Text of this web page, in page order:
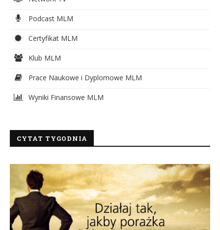
Podcast MLM
Certyfikat MLM
Klub MLM
Prace Naukowe i Dyplomowe MLM
Wyniki Finansowe MLM
CYTAT TYGODNIA